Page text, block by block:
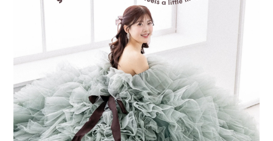
〒963-8041
レスとなっております🌲 シンプル
綺麗めに着用されたい方は フリル
を取り外すこともできますよ♡
ReiMei+にてレンタルスタート
🧳 全国への発送も承っておりま
す！ ReiMei+で前撮りをしてい
ただいた方は レンタル割引も 新